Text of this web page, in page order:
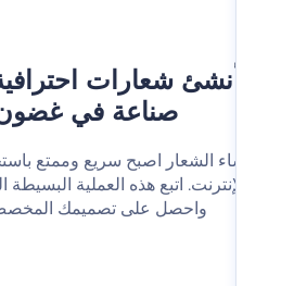
شعارات احترافية
صناعة في غضون
الشعار اصبح سريع وممتع باستخدام
واحصل على تصميمك المخصص ببضع